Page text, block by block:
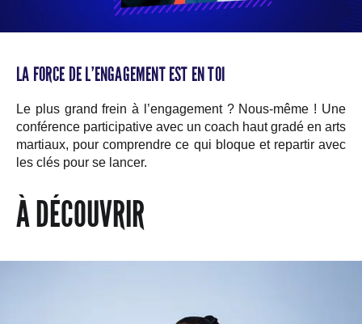
LA FORCE DE L’ENGAGEMENT EST EN TOI
Le plus grand frein à l’engagement ? Nous-même ! Une
conférence participative avec un coach haut gradé en arts
martiaux, pour comprendre ce qui bloque et repartir avec
les clés pour se lancer.
À DÉCOUVRIR